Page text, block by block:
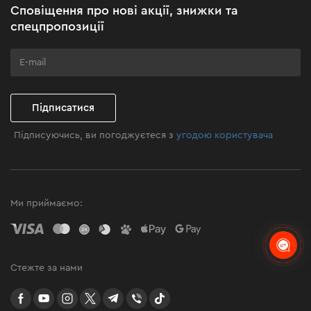
Клуб майстерності
Сповіщення про нові акції, знижки та
спецпропозиції
Підписатися
Підписуючись, ви погоджуєтеся зугодою користувача
Ми приймаємо:
Стежте за нами
facebookyoutubeinstagramtwittertelegram
Viber TikTok